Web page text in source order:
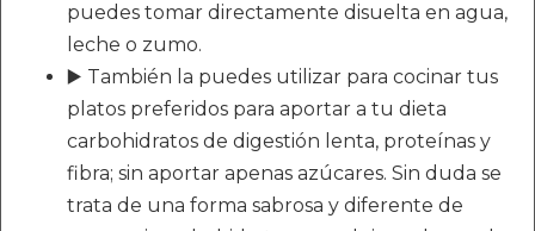
puedes tomar directamente disuelta en agua,
leche o zumo.
▶️ También la puedes utilizar para cocinar tus
platos preferidos para aportar a tu dieta
carbohidratos de digestión lenta, proteínas y
fibra; sin aportar apenas azúcares. Sin duda se
trata de una forma sabrosa y diferente de